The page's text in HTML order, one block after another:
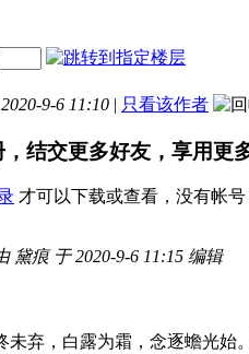
9-6 11:10 | 只看该作者
结交更多好友，享用更
才可以下载或查看，没有帐号
黛痕 于 2020-9-6 11:15 编辑
未弃，白露为霜，念逐蟾光始